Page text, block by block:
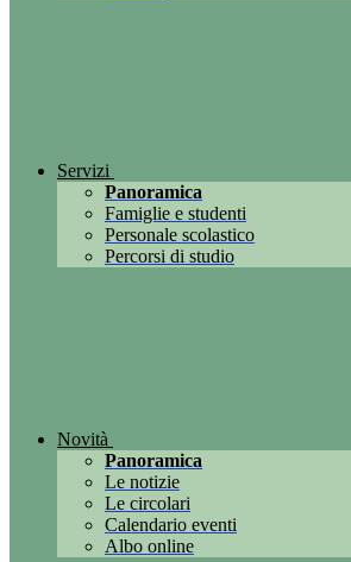
Servizi
Panoramica
Famiglie e studenti
Personale scolastico
Percorsi di studio
Novità
Panoramica
Le notizie
Le circolari
Calendario eventi
Albo online